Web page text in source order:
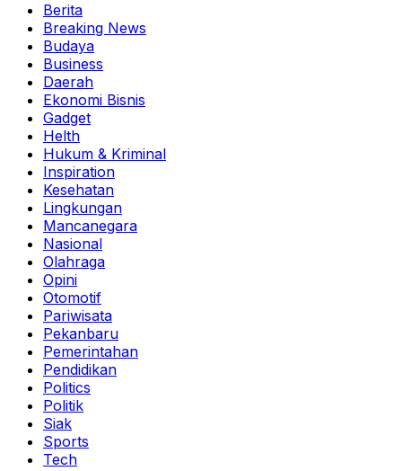
Berita
Breaking News
Budaya
Business
Daerah
Ekonomi Bisnis
Gadget
Helth
Hukum & Kriminal
Inspiration
Kesehatan
Lingkungan
Mancanegara
Nasional
Olahraga
Opini
Otomotif
Pariwisata
Pekanbaru
Pemerintahan
Pendidikan
Politics
Politik
Siak
Sports
Tech